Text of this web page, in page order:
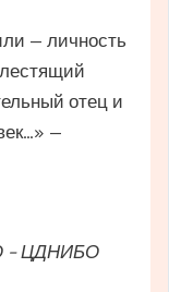
— личность
отец и
—
– ЦДНИБО